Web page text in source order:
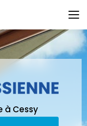
à Cessy